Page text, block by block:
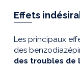
Effets
Les principaux
des
des troubles de